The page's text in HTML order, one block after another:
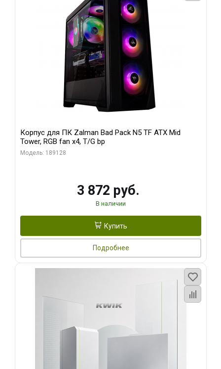
Корпус для ПК Zalman Bad Pack N5 TF ATX Mid
Tower, RGB fan x4, T/G bp
Модель: 189128
3 872 руб.
В наличии
Купить
Подробнее